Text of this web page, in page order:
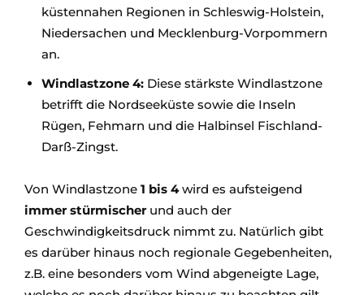
küstennahen Regionen in Schleswig-Holstein,
Niedersachen und Mecklenburg-Vorpommern
an.
Windlastzone 4: Diese stärkste Windlastzone
betrifft die Nordseeküste sowie die Inseln
Rügen, Fehmarn und die Halbinsel Fischland-
Darß-Zingst.
Von Windlastzone 1 bis 4wird es aufsteigend
immer stürmischer und auch der
Geschwindigkeitsdruck nimmt zu. Natürlich gibt
es darüber hinaus noch regionale Gegebenheiten,
z.B. eine besonders vom Wind abgeneigte Lage,